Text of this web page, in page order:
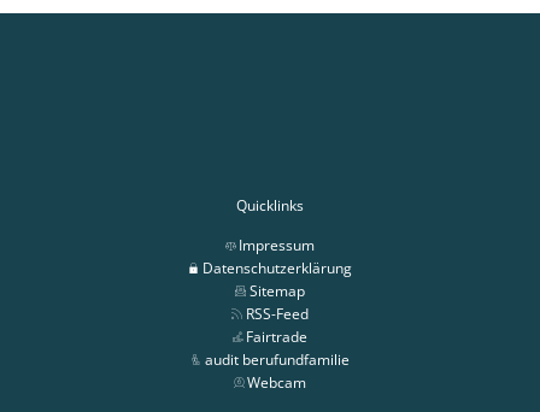
Quicklinks
Impressum
Datenschutzerklärung
Sitemap
RSS-Feed
Fairtrade
audit berufundfamilie
Webcam